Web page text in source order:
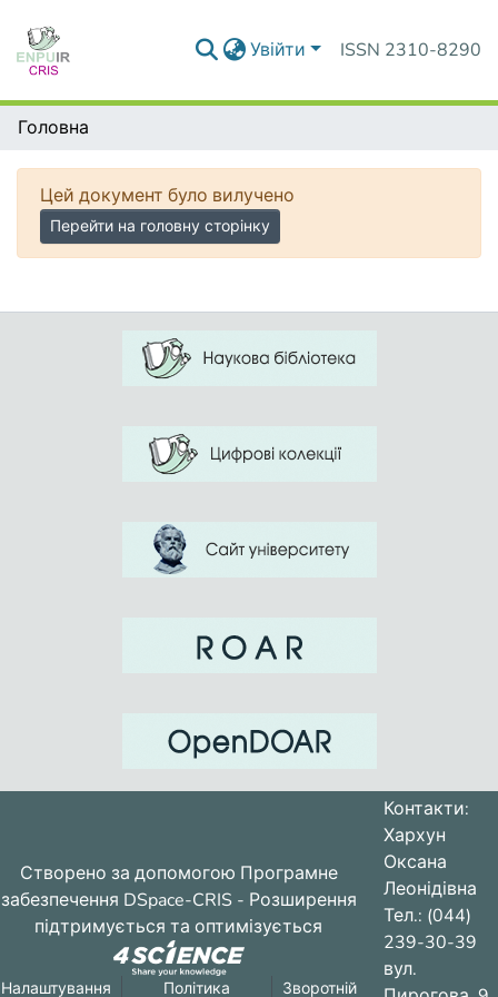
Увійти ISSN 2310-8290
Головна
Цей документ було вилучено
Перейти на головну сторінку
Створено за допомогою Програмне
забезпечення DSpace-CRIS - Розширення
підтримується та оптимізується
Налаштування Політика Зворотній
Контакти:
Хархун
Оксана
Леонідівна
Тел.: (044)
239-30-39
вул.